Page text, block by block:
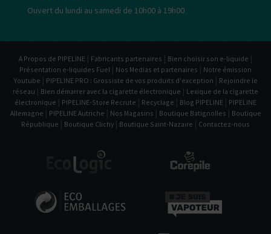
Ouvert du lundi au samedi de 10h00 à 19h00
A Propos de PIPELINE | Fabricants partenaires | Bien choisir son e-liquide |
Présentation e-liquides Fuel | Nos Medias et partenaires | Notre émission
Youtube | PIPELINE PRO : Grossiste de vos produits d'exception | Rejoindre le
réseau | Bien démarrer avec la cigarette électronique | Lexique de la cigarette
électronique | PIPELINE-Store Recrute | Recyclage | Blog PIPELINE | PIPELINE
Allemagne | PIPELINE Autriche | Nos Magasins | Boutique Batignolles | Boutique
République | Boutique Clichy | Boutique Saint-Nazaire | Contactez-nous